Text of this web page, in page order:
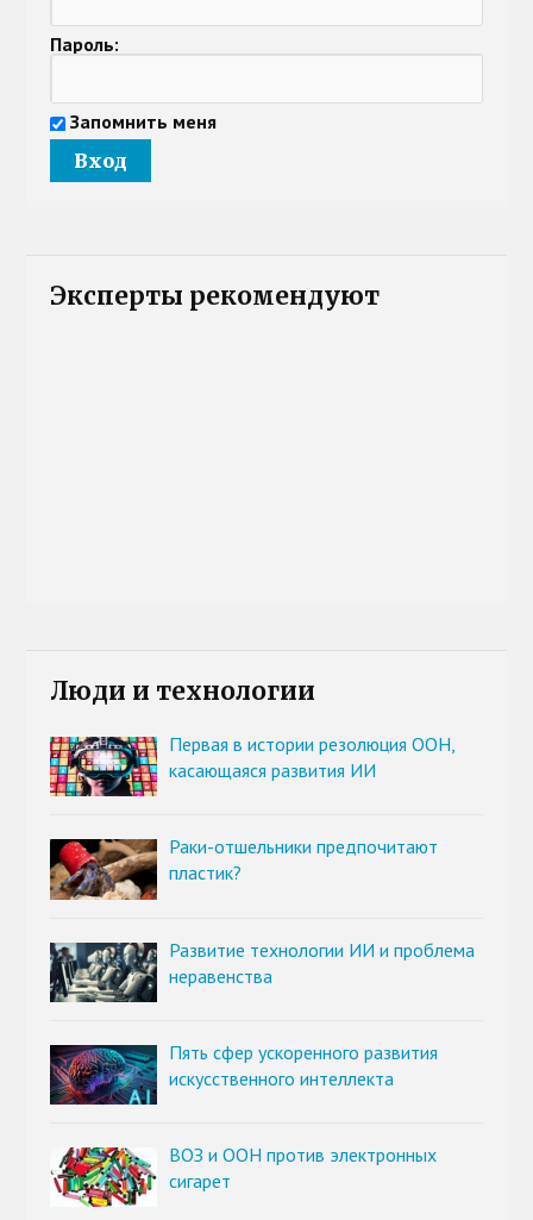
Пароль:
Запомнить меня
Эксперты рекомендуют
Люди и технологии
Первая в истории резолюция ООН,
касающаяся развития ИИ
Раки-отшельники предпочитают
пластик?
Развитие технологии ИИ и проблема
неравенства
Пять сфер ускоренного развития
искусственного интеллекта
ВОЗ и ООН против электронных
сигарет